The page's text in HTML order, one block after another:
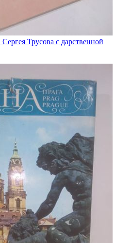
Трусова с дарственной